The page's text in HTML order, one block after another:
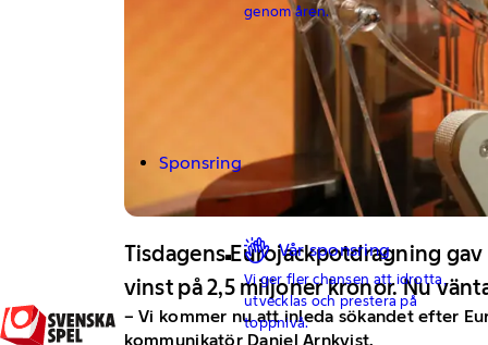
genom åren.
Sponsring
Vår sponsring
Vi ger fler chansen att idrotta,
utvecklas och prestera på
toppnivå.
Tisdagens Eurojackpotdragning
vinst på 2,5 miljoner kronor. Nu
– Vi kommer nu att inleda sökandet efter
kommunikatör Daniel Arnkvist.